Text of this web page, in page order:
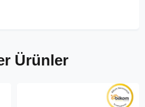
Ürünler